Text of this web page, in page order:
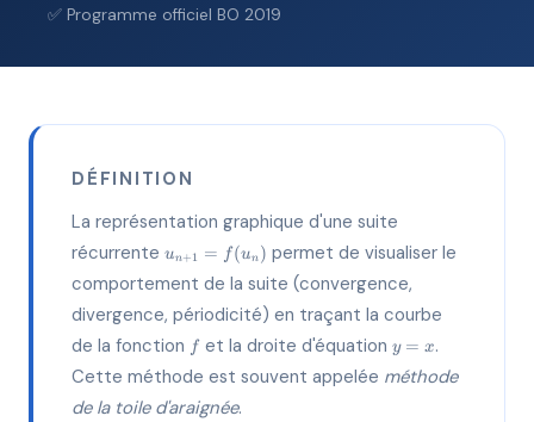
✅ Programme officiel BO 2019
DÉFINITION
La représentation graphique d'une suite
récurrente u_{n+1}
= f(u_n)
un+1 = f(un ) permet de visualiser le
comportement de la suite (convergence,
divergence, périodicité) en traçant la courbe
de la fonction ffet la droite d'équation y=x
y = x.
Cette méthode est souvent appelée méthode
de la toile d'araignée.